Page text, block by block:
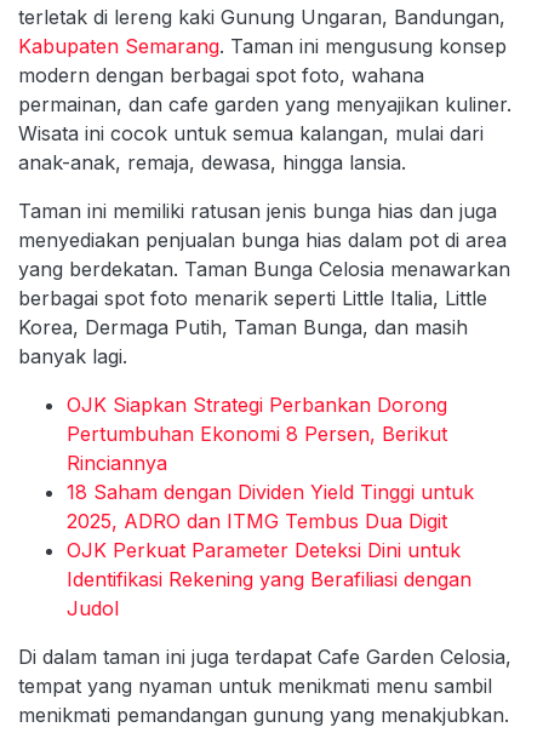
terletak di lereng kaki Gunung Ungaran, Bandungan,
Kabupaten Semarang. Taman ini mengusung konsep
modern dengan berbagai spot foto, wahana
permainan, dan cafe garden yang menyajikan kuliner.
Wisata ini cocok untuk semua kalangan, mulai dari
anak-anak, remaja, dewasa, hingga lansia.
Taman ini memiliki ratusan jenis bunga hias dan juga
menyediakan penjualan bunga hias dalam pot di area
yang berdekatan. Taman Bunga Celosia menawarkan
berbagai spot foto menarik seperti Little Italia, Little
Korea, Dermaga Putih, Taman Bunga, dan masih
banyak lagi.
OJK Siapkan Strategi Perbankan Dorong
Pertumbuhan Ekonomi 8 Persen, Berikut
Rinciannya
18 Saham dengan Dividen Yield Tinggi untuk
2025, ADRO dan ITMG Tembus Dua Digit
OJK Perkuat Parameter Deteksi Dini untuk
Identifikasi Rekening yang Berafiliasi dengan
Judol
Di dalam taman ini juga terdapat Cafe Garden Celosia,
tempat yang nyaman untuk menikmati menu sambil
menikmati pemandangan gunung yang menakjubkan.